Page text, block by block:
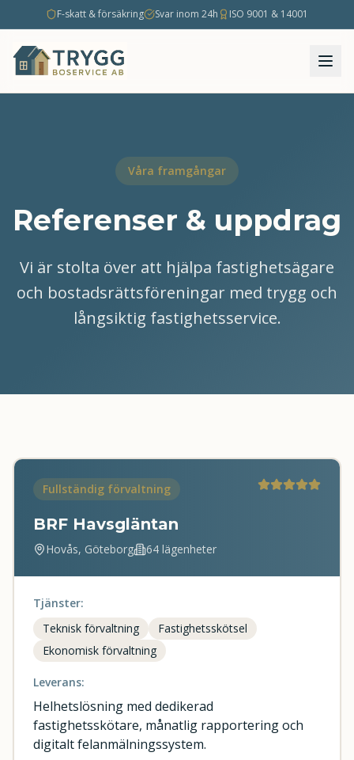
F-skatt & försäkring Svar inom 24h ISO 9001 & 14001
Våra framgångar
Referenser & uppdrag
Vi är stolta över att hjälpa fastighetsägare
och bostadsrättsföreningar med trygg och
långsiktig fastighetsservice.
Fullständig förvaltning
BRF Havsgläntan
Hovås, Göteborg 64 lägenheter
Tjänster:
Teknisk förvaltning
Fastighetsskötsel
Ekonomisk förvaltning
Leverans:
Helhetslösning med dedikerad
fastighetsskötare, månatlig rapportering och
digitalt felanmälningssystem.